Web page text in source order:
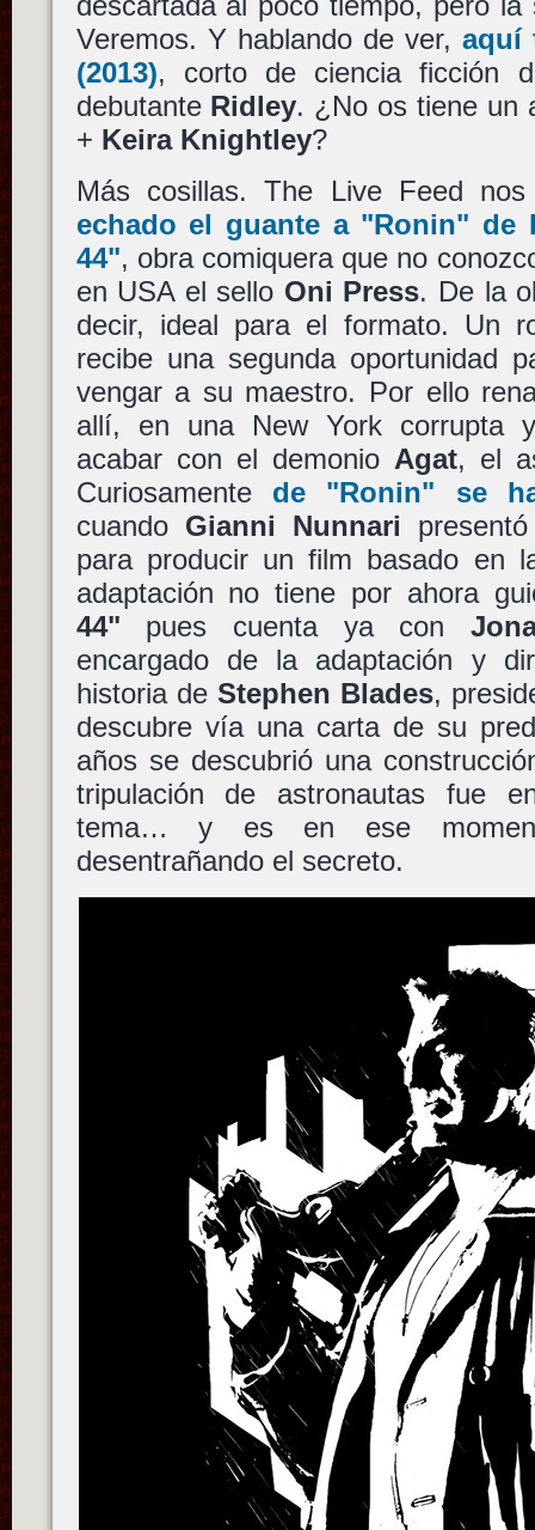
Veremos. Y hablando de ver,aquí
(2013), corto de ciencia ficción
debutante Ridley. ¿No os tiene un
+ Keira Knightley?
Más cosillas. The Live Feed
echado el guante a "Ronin" de
44", obra comiquera que no
en USA el sello Oni Press. De la
decir, ideal para el formato. Un
recibe una segunda oportunidad
vengar a su maestro. Por ello
allí, en una New York corrupta
acabar con el demonio Agat, el
Curiosamente de "Ronin" se
cuando Gianni Nunnari
para producir un film basado en
adaptación no tiene por ahora
44" pues cuenta ya con
encargado de la adaptación y
historia de Stephen Blades,
descubre vía una carta de su
años se descubrió una
tripulación de astronautas fue
tema… y es en ese
desentrañando el secreto.